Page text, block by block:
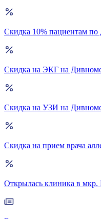
Скидка 10% пациентам
Скидка на ЭКГ на
Скидка на УЗИ на
Скидка на прием врача
Открылась клиника в мкр.